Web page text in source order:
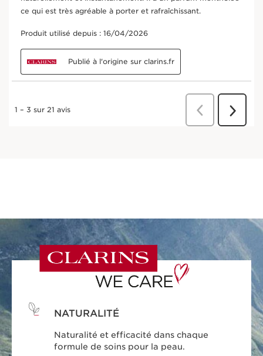
NATURALITÉ
Naturalité et efficacité dans chaque
formule de soins pour la peau.